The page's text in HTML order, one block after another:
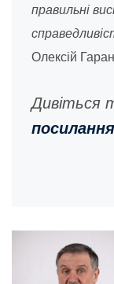
правильні
Олексій
Дивіться